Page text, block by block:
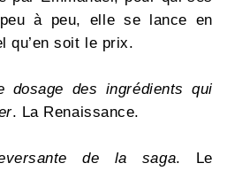
à peu, elle se lance en
qu’en soit le prix.
dosage des ingrédients qui
. La Renaissance.
de la saga. Le